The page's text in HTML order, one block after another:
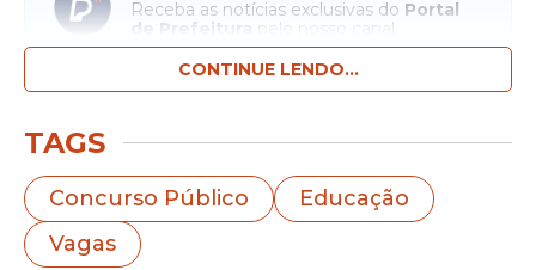
Receba as notícias exclusivas do Portal
de Prefeitura
pelo nosso canal.
Entrar no canal
devido aos salários e benefícios previstos
para os profissionais da educação. Os
professores da rede estadual contam com
CONTINUE LENDO...
TAGS
Concurso Público
Educação
Vagas